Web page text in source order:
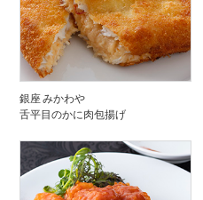
銀座 みかわや
舌平目のかに肉包揚げ